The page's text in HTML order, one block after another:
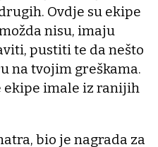
Ovdje su ekipe
nisu, imaju
pustiti te da nešto
na tvojim greškama.
ekipe imale iz ranijih
bio je nagrada za